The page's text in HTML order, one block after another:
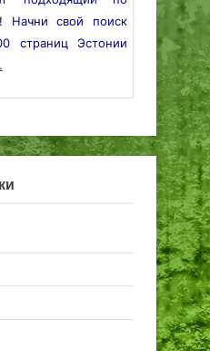
Начни свой поиск
страниц Эстонии